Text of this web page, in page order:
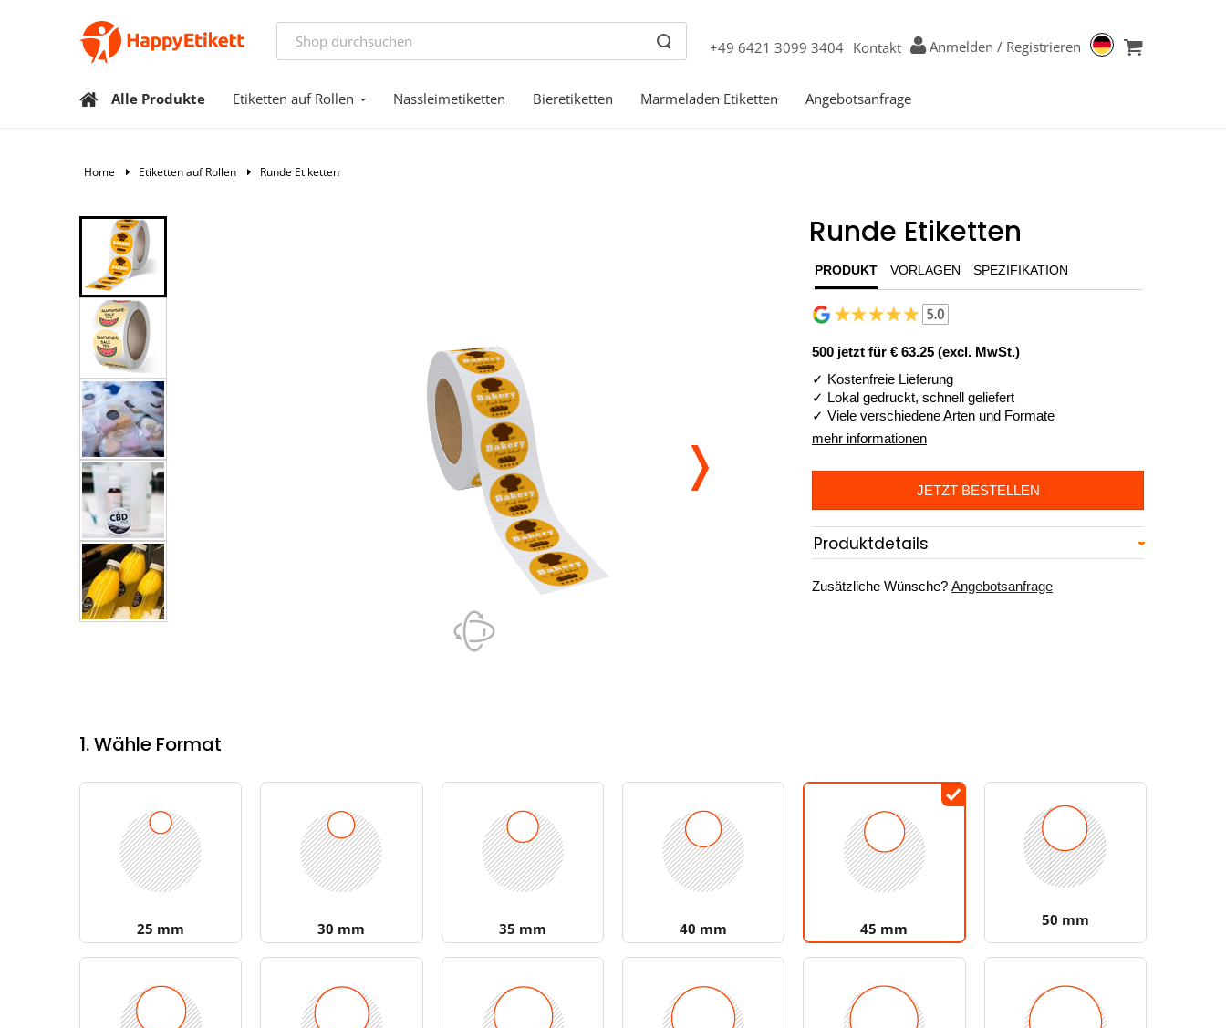
+49 6421 3099 3404 Kontakt Anmelden / Registrieren
Alle Produkte Etiketten auf Rollen Nassleimetiketten Bieretiketten Marmeladen Etiketten Angebotsanfrage
Home Etiketten auf Rollen Runde Etiketten
Runde Etiketten
PRODUKT VORLAGEN SPEZIFIKATION
500 jetzt für € 63.25 (excl. MwSt.)
✓ Kostenfreie Lieferung
✓ Lokal gedruckt, schnell geliefert
✓ Viele verschiedene Arten und Formate
mehr informationen
JETZT BESTELLEN
Produktdetails
Zusätzliche Wünsche? Angebotsanfrage
1. Wähle Format
25 mm 30 mm 35 mm 40 mm 45 mm 50 mm